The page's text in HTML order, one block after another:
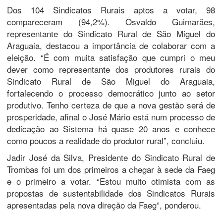
Dos 104 Sindicatos Rurais aptos a votar, 98
compareceram (94,2%). Osvaldo Guimarães,
representante do Sindicato Rural de São Miguel do
Araguaia, destacou a importância de colaborar com a
eleição. “É com muita satisfação que cumpri o meu
dever como representante dos produtores rurais do
Sindicato Rural de São Miguel do Araguaia,
fortalecendo o processo democrático junto ao setor
produtivo. Tenho certeza de que a nova gestão será de
prosperidade, afinal o José Mário está num processo de
dedicação ao Sistema há quase 20 anos e conhece
como poucos a realidade do produtor rural”, concluiu.
Jadir José da Silva, Presidente do Sindicato Rural de
Trombas foi um dos primeiros a chegar à sede da Faeg
e o primeiro a votar. “Estou muito otimista com as
propostas de sustentabilidade dos Sindicatos Rurais
apresentadas pela nova direção da Faeg”, ponderou.